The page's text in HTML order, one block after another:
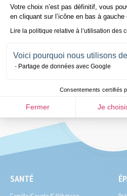
Votre choix n’est pas définitif, vous
en cliquant sur l’icône en bas à
Lire la politique relative à l’utilisation des
Voici pourquoi nous utilisons
Partage de données avec Google
Consentements certifiés
Fermer Je
aux aléas de la vie.
Lundi au vendredi
Samedi 9 h à
SUIVEZ-
Facebook
SEO
End-
SANTÉ